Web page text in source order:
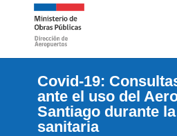
Covid-19:
ante el uso del
Santiago durante
sanitaria